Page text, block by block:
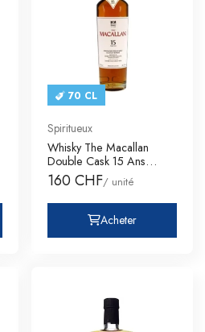
70 CL
Spiritueux
Whisky The Macallan
Double Cask 15 Ans
Single Mal
160 CHF/ unité
Acheter